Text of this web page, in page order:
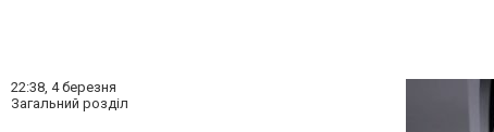
22:38, 4 березня
Загальний розділ